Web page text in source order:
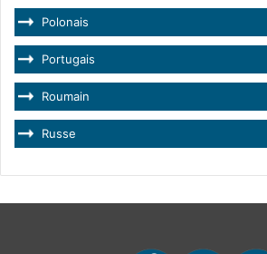
Polonais
Portugais
Roumain
Russe